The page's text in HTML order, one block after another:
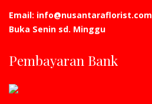
Email: info@nusantaraflorist.com
Buka Senin sd. Minggu
Pembayaran Bank